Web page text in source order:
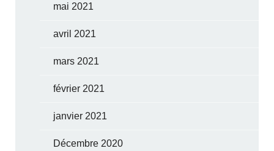
mai 2021
avril 2021
mars 2021
février 2021
janvier 2021
Décembre 2020